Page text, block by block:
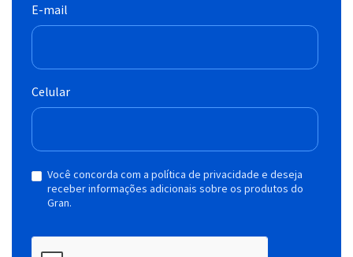
E-mail
Celular
Você concorda com a política de privacidade e deseja
receber informações adicionais sobre os produtos do
Gran.